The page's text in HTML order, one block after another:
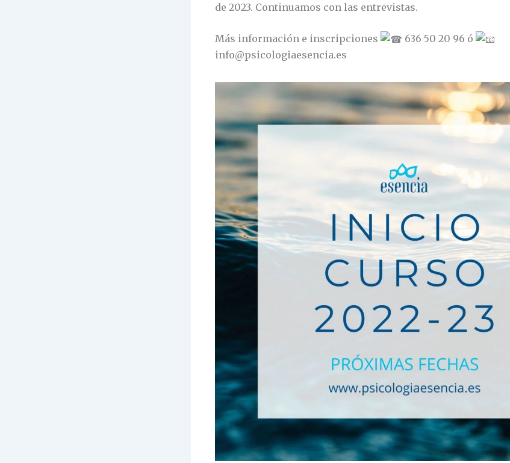
de 2023. Continuamos con las entrevistas.
Más información e inscripciones
636 50 20 96 ó
info@psicologiaesencia.es